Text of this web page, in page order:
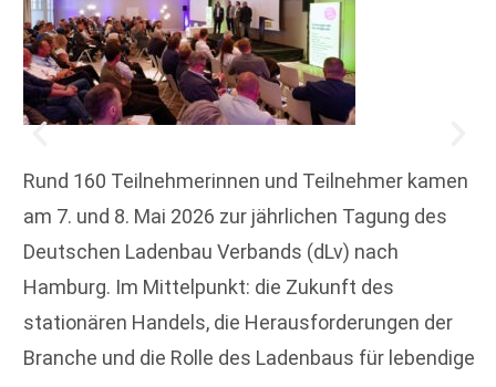
Rund 160 Teilnehmerinnen und Teilnehmer kamen
am 7. und 8. Mai 2026 zur jährlichen Tagung des
Deutschen Ladenbau Verbands (dLv) nach
Hamburg. Im Mittelpunkt: die Zukunft des
stationären Handels, die Herausforderungen der
Branche und die Rolle des Ladenbaus für lebendige